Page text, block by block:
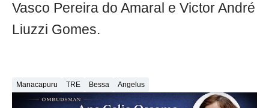
Vasco Pereira do Amaral e Victor André
Liuzzi Gomes.
Manacapuru TRE Bessa Angelus